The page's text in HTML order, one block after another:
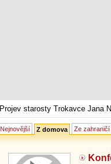
Projev starosty Trokavce Jana
Nejnovější Z domova Ze zahraničí